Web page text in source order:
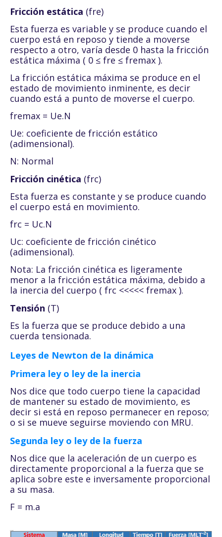
Fricción estática (fre)
Esta fuerza es variable y se produce cuando el
cuerpo está en reposo y tiende a moverse
respecto a otro, varía desde 0 hasta la fricción
estática máxima ( 0 ≤ fre ≤ fremax ).
La fricción estática máxima se produce en el
estado de movimiento inminente, es decir
cuando está a punto de moverse el cuerpo.
fremax = Ue.N
Ue: coeficiente de fricción estático
(adimensional).
N: Normal
Fricción cinética (frc)
Esta fuerza es constante y se produce cuando
el cuerpo está en movimiento.
frc = Uc.N
Uc: coeficiente de fricción cinético
(adimensional).
Nota: La fricción cinética es ligeramente
menor a la fricción estática máxima, debido a
la inercia del cuerpo ( frc <<<<< fremax ).
Tensión (T)
Es la fuerza que se produce debido a una
cuerda tensionada.
Leyes de Newton de la dinámica
Primera ley o ley de la inercia
Nos dice que todo cuerpo tiene la capacidad
de mantener su estado de movimiento, es
decir si está en reposo permanecer en reposo;
o si se mueve seguirse moviendo con MRU.
Segunda ley o ley de la fuerza
Nos dice que la aceleración de un cuerpo es
directamente proporcional a la fuerza que se
aplica sobre este e inversamente proporcional
a su masa.
F = m.a